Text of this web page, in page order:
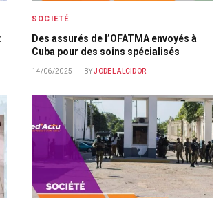
SOCIETÉ
Des assurés de l’OFATMA envoyés à
Cuba pour des soins spécialisés
14/06/2025 BY JODEL ALCIDOR